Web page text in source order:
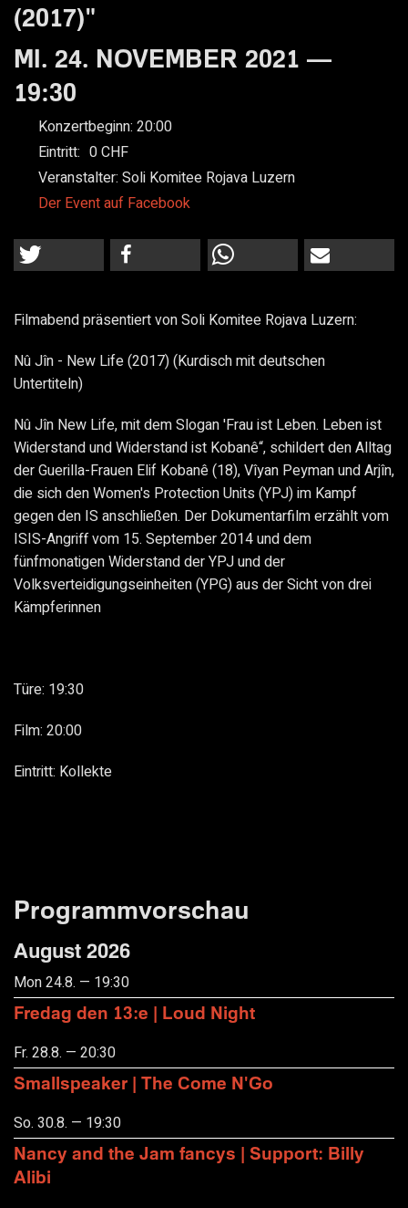
(2017)"
MI. 24. NOVEMBER 2021 —
19:30
Konzertbeginn: 20:00
Eintritt: 0
Veranstalter: Soli Komitee Rojava Luzern
Der Event auf Facebook
Filmabend präsentiert von Soli Komitee Rojava Luzern:
Nû Jîn - New Life (2017) (Kurdisch mit deutschen
Untertiteln)
Nû Jîn New Life, mit dem Slogan 'Frau ist Leben. Leben ist
Widerstand und Widerstand ist Kobanê“, schildert den Alltag
der Guerilla-Frauen Elif Kobanê (18), Vîyan Peyman und Arjîn,
die sich den Women's Protection Units (YPJ) im Kampf
gegen den IS anschließen. Der Dokumentarfilm erzählt vom
ISIS-Angriff vom 15. September 2014 und dem
fünfmonatigen Widerstand der YPJ und der
Volksverteidigungseinheiten (YPG) aus der Sicht von drei
Kämpferinnen
Türe: 19:30
Film: 20:00
Eintritt: Kollekte
Programmvorschau
August 2026
Mon 24.8. — 19:30
Fredag den 13:e | Loud Night
Fr. 28.8. — 20:30
Smallspeaker | The Come N'Go
So. 30.8. — 19:30
Nancy and the Jam fancys | Support: Billy
Alibi